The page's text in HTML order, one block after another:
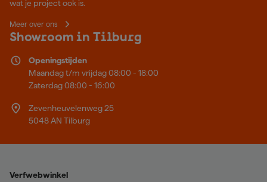
wat je project ook is.
Meer over ons
Showroom in Tilburg
Openingstijden
Maandag t/m vrijdag 08:00 - 18:00
Zaterdag 08:00 - 16:00
Zevenheuvelenweg 25
5048 AN Tilburg
Verfwebwinkel